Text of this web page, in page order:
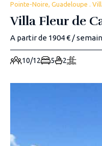
Pointe-Noire, Guadeloupe .
Villa Fleur de
A partir de 1904 € /
10/12 5 2